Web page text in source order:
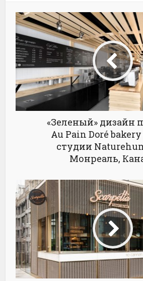
«Зеленый» дизайн
Au Pain Doré
студии
Монреаль,